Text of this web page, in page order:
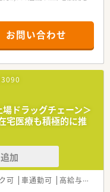
験の少ない方でも500万前
修や外部組織と連携した研
できるキャリアパスが多
営業部長等のマネジメン
ペシャリストを目指すこ
の本社スタッフなど活動領
在宅医療へもしっかりと関
お問い合わせ
場ドラッグチェーン＞
宅医療も積極的に推
加
可 車通勤可 高給与(600万円以上)